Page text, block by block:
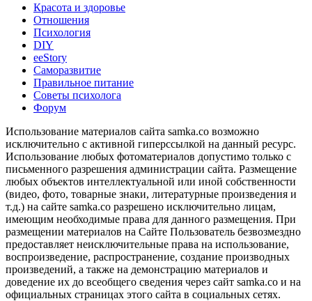
Красота и здоровье
Отношения
Психология
DIY
ееStory
Саморазвитие
Правильное питание
Советы психолога
Форум
Использование материалов сайта samka.co возможно
исключительно с активной гиперссылкой на данный ресурс.
Использование любых фотоматериалов допустимо только с
письменного разрешения администрации сайта. Размещение
любых объектов интеллектуальной или иной собственности
(видео, фото, товарные знаки, литературные произведения и
т.д.) на сайте samka.co разрешено исключительно лицам,
имеющим необходимые права для данного размещения. При
размещении материалов на Сайте Пользователь безвозмездно
предоставляет неисключительные права на использование,
воспроизведение, распространение, создание производных
произведений, а также на демонстрацию материалов и
доведение их до всеобщего сведения через сайт samka.co и на
официальных страницах этого сайта в социальных сетях.